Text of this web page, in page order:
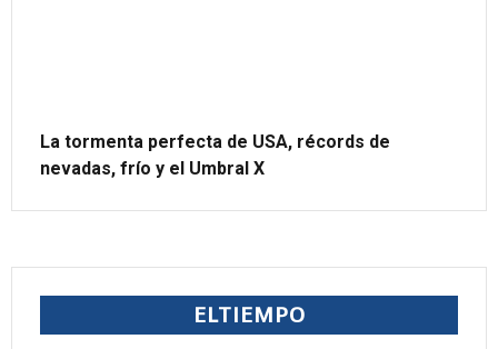
La tormenta perfecta de USA, récords de
nevadas, frío y el Umbral X
ELTIEMPO